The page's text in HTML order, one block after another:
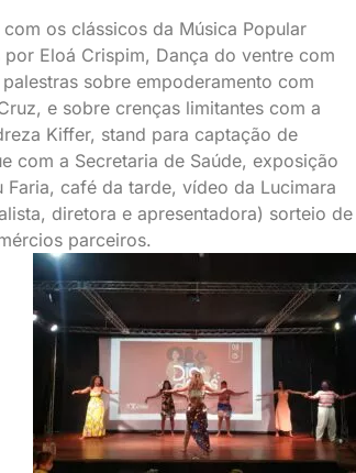
os clássicos da Música Popular
por Eloá Crispim, Dança do ventre com
sobre empoderamento com
e sobre crenças limitantes com a
Kiffer, stand para captação de
com a Secretaria de Saúde, exposição
Faria, café da tarde, vídeo da Lucimara
diretora e apresentadora) sorteio de
parceiros.